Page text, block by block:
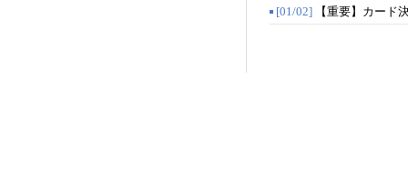
[01/02]
【重要】カード